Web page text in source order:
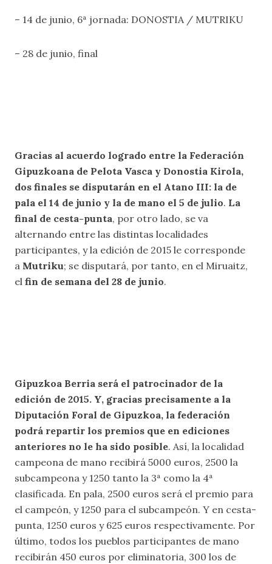
– 14 de junio, 6ª jornada: DONOSTIA / MUTRIKU
– 28 de junio, final
Gracias al acuerdo logrado entre la Federación
Gipuzkoana de Pelota Vasca y Donostia Kirola,
dos finales se disputarán en el Atano III: la de
pala el 14 de junio y la de mano el 5 de julio. La
final de cesta-punta, por otro lado, se va
alternando entre las distintas localidades
participantes, y la edición de 2015 le corresponde
a Mutriku; se disputará, por tanto, en el Miruaitz,
el fin de semana del 28 de junio.
Gipuzkoa Berria será el patrocinador de la
edición de 2015. Y, gracias precisamente a la
Diputación Foral de Gipuzkoa, la federación
podrá repartir los premios que en ediciones
anteriores no le ha sido posible. Así, la localidad
campeona de mano recibirá 5000 euros, 2500 la
subcampeona y 1250 tanto la 3ª como la 4ª
clasificada. En pala, 2500 euros será el premio para
el campeón, y 1250 para el subcampeón. Y en cesta-
punta, 1250 euros y 625 euros respectivamente. Por
último, todos los pueblos participantes de mano
recibirán 450 euros por eliminatoria, 300 los de